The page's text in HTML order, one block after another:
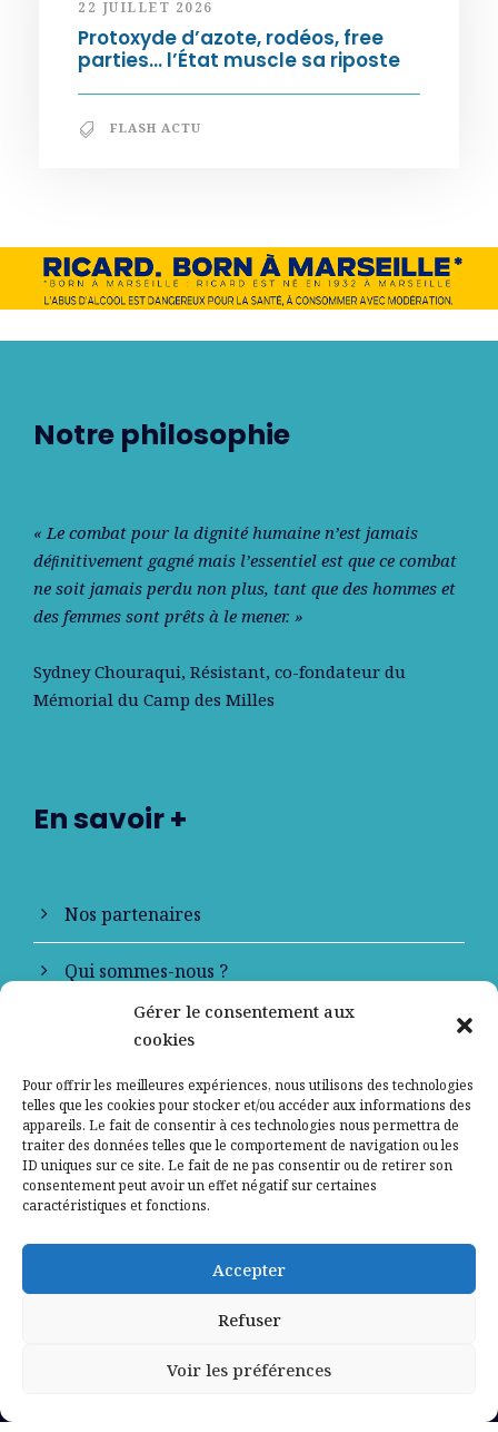
Gérer le consentement aux
cookies
Pour offrir les meilleures expériences, nous utilisons des technologies
telles que les cookies pour stocker et/ou accéder aux informations des
appareils. Le fait de consentir à ces technologies nous permettra de
traiter des données telles que le comportement de navigation ou les
ID uniques sur ce site. Le fait de ne pas consentir ou de retirer son
consentement peut avoir un effet négatif sur certaines
caractéristiques et fonctions.
Accepter
Refuser
Voir les préférences
22 JUILLET 2026
Protoxyde d’azote, rodéos, free
parties… l’État muscle sa riposte
FLASH ACTU
Notre philosophie
« Le combat pour la dignité humaine n’est jamais
déﬁnitivement gagné mais l’essentiel est que ce combat
ne soit jamais perdu non plus, tant que des hommes et
des femmes sont prêts à le mener. »
Sydney Chouraqui, Résistant, co-fondateur du
Mémorial du Camp des Milles
En savoir +
Nos partenaires
Qui sommes-nous ?
Contactez-nous
Mentions légales
Politique de confidentialité